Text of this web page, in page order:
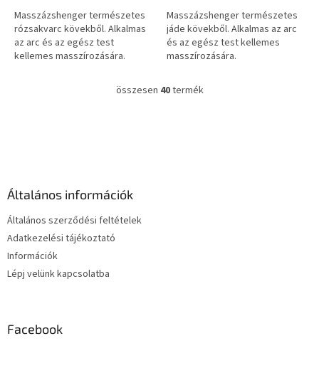
0,0
csillag.
Masszázshenger természetes
rózsakvarc kövekből. Alkalmas
az arc és az egész test
kellemes masszírozására.
0,0
csillag.
Masszázshenger természetes
jáde kövekből. Alkalmas az arc
és az egész test kellemes
masszírozására.
L
összesen 40termék
Általános információk
Általános szerződési feltételek
Adatkezelési tájékoztató
Információk
Lépj velünk kapcsolatba
Facebook